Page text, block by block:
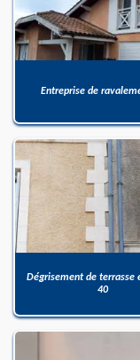
Entreprise de
Dégrisement de terrasse
40